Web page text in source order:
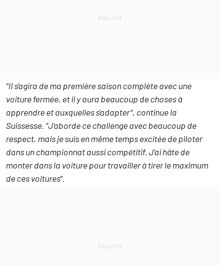
"Il s'agira de ma première saison complète avec une
voiture fermée, et il y aura beaucoup de choses à
apprendre et auxquelles s'adapter", continue la
Suissesse. "J'aborde ce challenge avec beaucoup de
respect, mais je suis en même temps excitée de piloter
dans un championnat aussi compétitif. J'ai hâte de
monter dans la voiture pour travailler à tirer le maximum
de ces voitures".